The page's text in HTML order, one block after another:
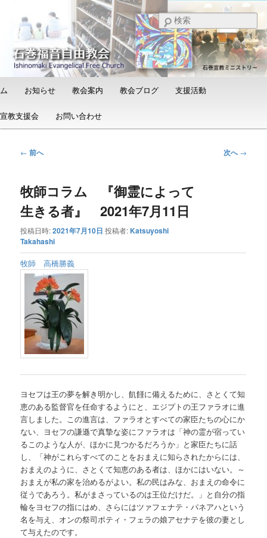
ツ
移
動
石巻福音自由教会（Ishinomaki
Evangelical Free Church）
日本福音自由教会の有志による「石巻宣教支援会」によって支えられる新し
い教会と、被災地支援活動のご紹介
索
イ
メ
ニ
お知らせ 教会案内 教会ブログ 支援活動
教支援会 お問い合わせ
投
ビ
ゲ
ー
シ
ョ
ン
← 前へ 次へ→
牧師コラム 『御霊によって
生きる者』 2021年7月11日
投稿日時:2021年7月10日 投稿者: Katsuyoshi
Takahashi
牧師 高橋勝義
ヨセフは王の夢を解き明かし、飢饉に備えるために、さとくて知
恵のある監督官を任命するようにと、エジプトの王ファラオに進
言しました。この進言は、ファラオとすべての家臣たちの心にか
ない、ヨセフの謙遜で真摯な姿にファラオは「神の霊が宿ってい
るこのような人が、ほかに見つかるだろうか」と家臣たちに話
し、「神がこれらすべてのことをおまえに知らされたからには、
おまえのように、さとくて知恵のある者は、ほかにはいない。～
おまえが私の家を治めるがよい。私の民はみな、おまえの命令に
従うであろう。私がまさっているのは王位だけだ。」と自分の指
輪をヨセフの指にはめ、さらにはツァフェナテ・パネアハという
名を与え、オンの祭司ポティ・フェラの娘アセナテを彼の妻とし
て与えたのです。